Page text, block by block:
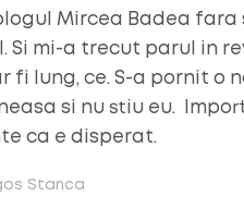
Mircea Badea fara
mi-a trecut parul in
fi lung, ce. S-a pornit o
si nu stiu eu.
ca e disperat.
Stanca